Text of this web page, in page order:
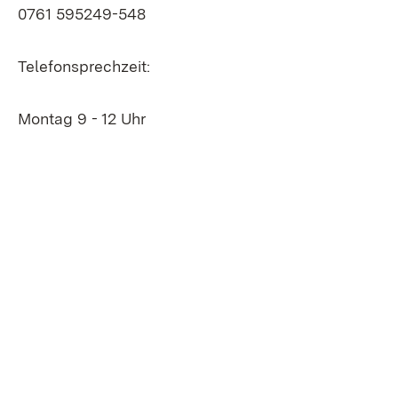
0761 595249-548
Telefonsprechzeit:
Montag 9 - 12 Uhr